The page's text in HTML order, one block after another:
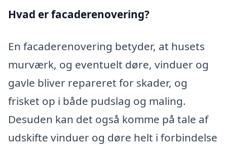
Hvad er facaderenovering?
En facaderenovering betyder, at husets
murværk, og eventuelt døre, vinduer og
gavle bliver repareret for skader, og
frisket op i både pudslag og maling.
Desuden kan det også komme på tale af
udskifte vinduer og døre helt i forbindelse